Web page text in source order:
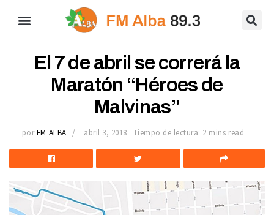
El 7 de abril se correrá la
Maratón “Héroes de
Malvinas”
por FM ALBA abril 3, 2018 Tiempo de lectura: 2 mins read